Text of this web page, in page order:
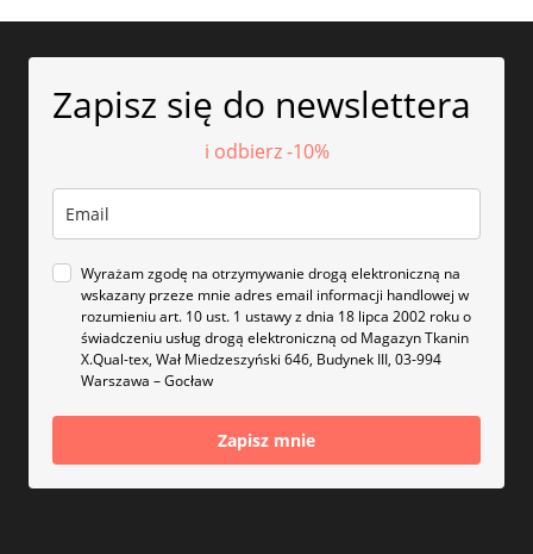
Zapisz się do newslettera
i odbierz -10%
Wyrażam zgodę na otrzymywanie drogą elektroniczną na
wskazany przeze mnie adres email informacji handlowej w
rozumieniu art. 10 ust. 1 ustawy z dnia 18 lipca 2002 roku o
świadczeniu usług drogą elektroniczną od Magazyn Tkanin
X.Qual-tex, Wał Miedzeszyński 646, Budynek III, 03-994
Warszawa – Gocław
Zapisz mnie